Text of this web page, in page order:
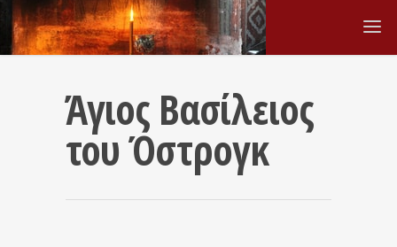
Άγιος Βασίλειος
του Όστρογκ